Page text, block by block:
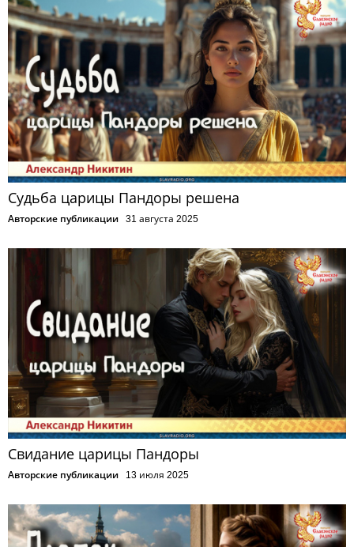
Судьба царицы Пандоры решена
Авторские публикации 31 августа 2025
Свидание царицы Пандоры
Авторские публикации 13 июля 2025